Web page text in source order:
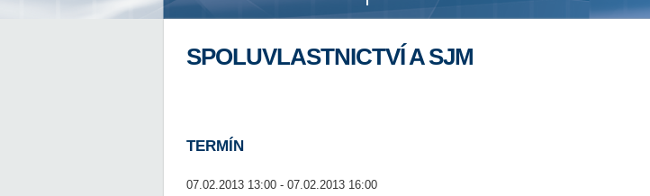
SPOLUVLASTNICTVÍ A SJM
TERMÍN
07.02.2013 13:00 - 07.02.2013 16:00